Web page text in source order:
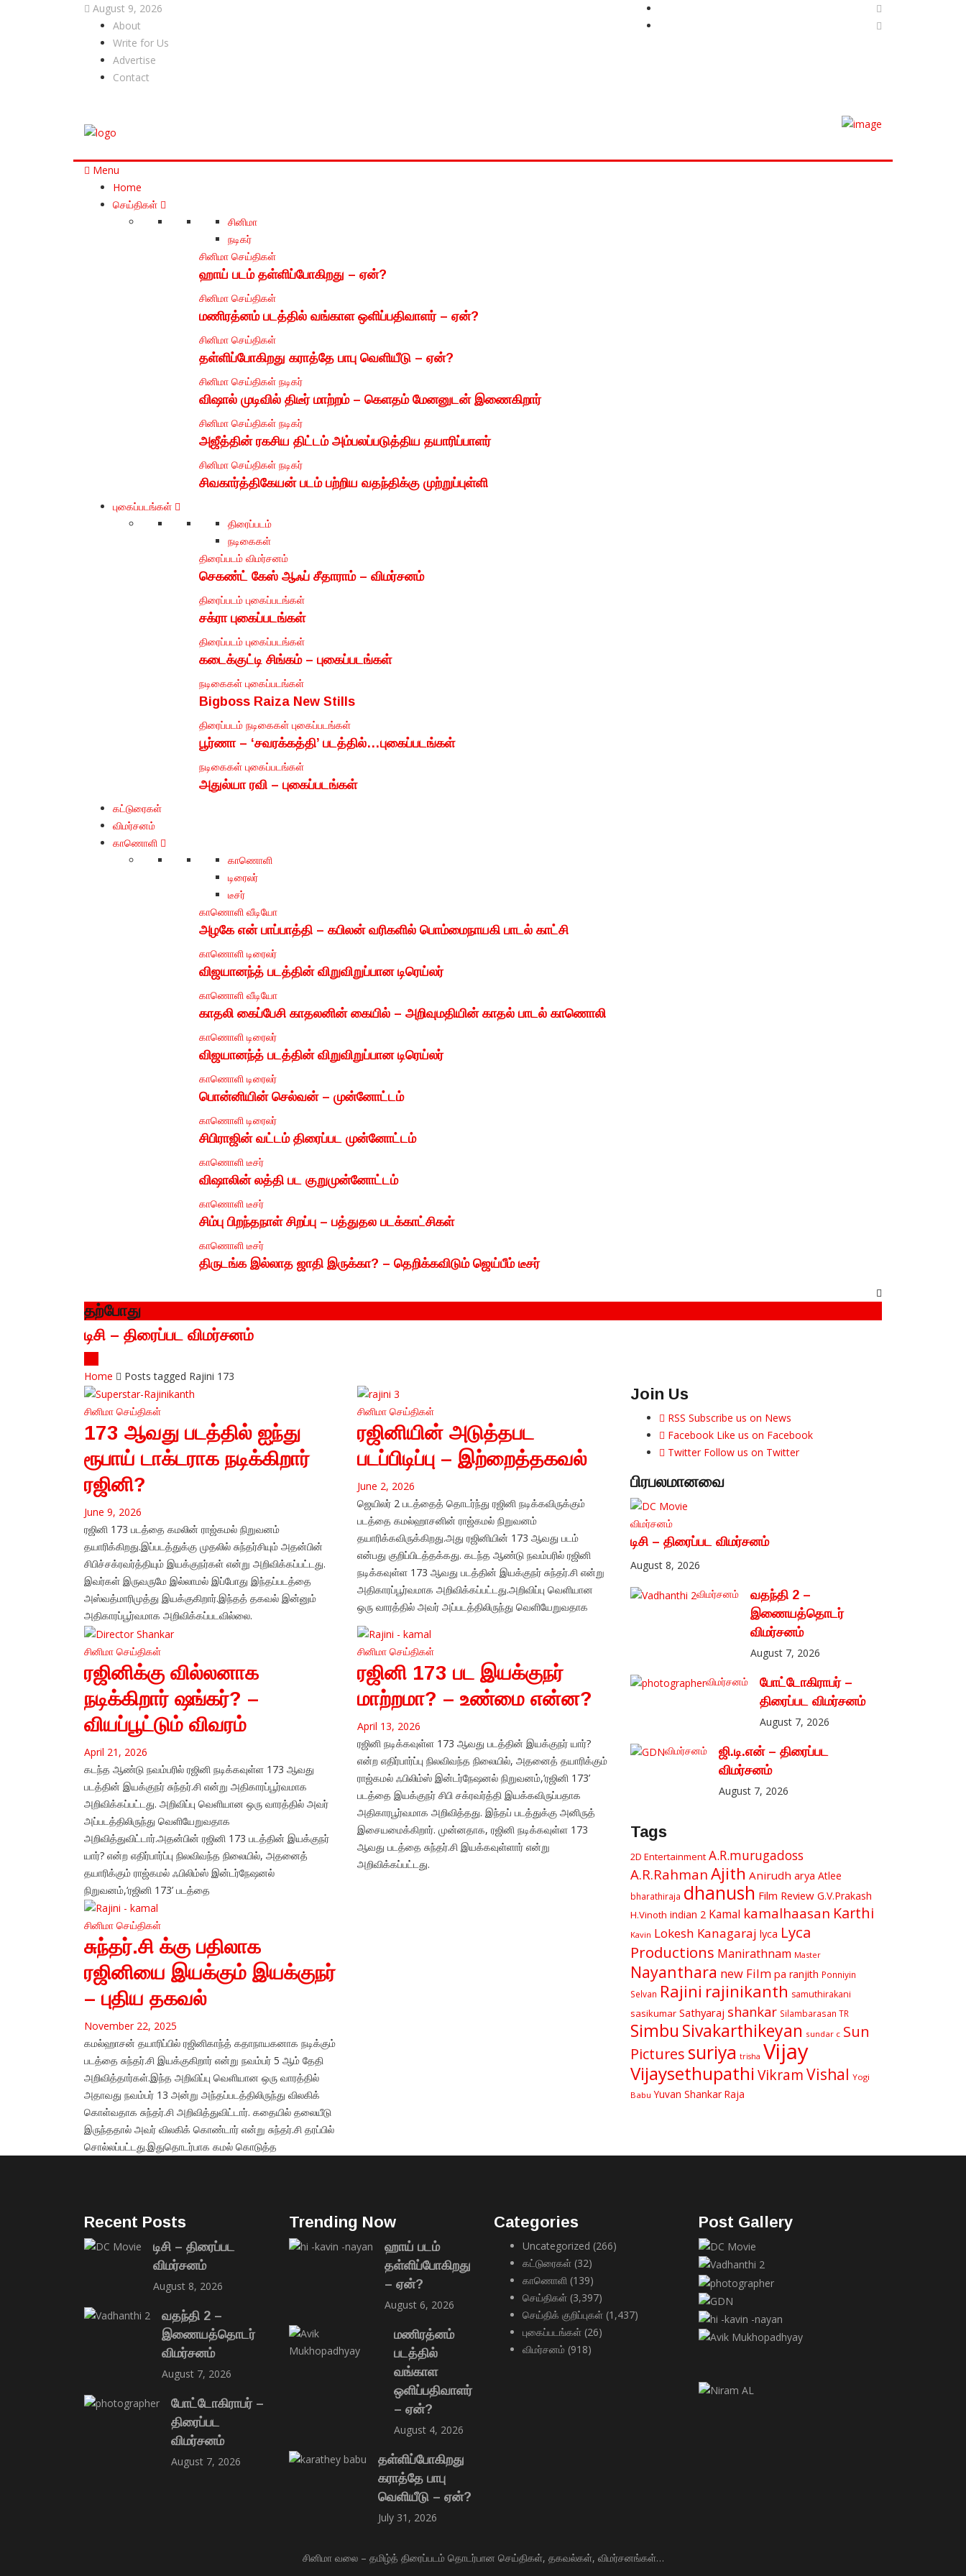
August 9, 2026
About
Write for Us
Advertise
Contact
Menu
Home
செய்திகள்
சினிமா
நடிகர்
சினிமா செய்திகள்
ஹாய் படம் தள்ளிப்போகிறது – ஏன்?
சினிமா செய்திகள்
மணிரத்னம் படத்தில் வங்காள ஒளிப்பதிவாளர் – ஏன்?
சினிமா செய்திகள்
தள்ளிப்போகிறது கராத்தே பாபு வெளியீடு – ஏன்?
சினிமா செய்திகள் நடிகர்
விஷால் முடிவில் திடீர் மாற்றம் – கெளதம் மேனனுடன் இணைகிறார்
சினிமா செய்திகள் நடிகர்
அஜீத்தின் ரகசிய திட்டம் அம்பலப்படுத்திய தயாரிப்பாளர்
சினிமா செய்திகள் நடிகர்
சிவகார்த்திகேயன் படம் பற்றிய வதந்திக்கு முற்றுப்புள்ளி
புகைப்படங்கள்
திரைப்படம்
நடிகைகள்
திரைப்படம் விமர்சனம்
செகண்ட் கேஸ் ஆஃப் சீதாராம் – விமர்சனம்
திரைப்படம் புகைப்படங்கள்
சக்ரா புகைப்படங்கள்
திரைப்படம் புகைப்படங்கள்
கடைக்குட்டி சிங்கம் – புகைப்படங்கள்
நடிகைகள் புகைப்படங்கள்
Bigboss Raiza New Stills
திரைப்படம் நடிகைகள் புகைப்படங்கள்
பூர்ணா – ‘சவரக்கத்தி’ படத்தில்…புகைப்படங்கள்
நடிகைகள் புகைப்படங்கள்
அதுல்யா ரவி – புகைப்படங்கள்
கட்டுரைகள்
விமர்சனம்
காணொளி
காணொளி
டிரைலர்
டீசர்
காணொளி வீடியோ
அழகே என் பாப்பாத்தி – கபிலன் வரிகளில் பொம்மைநாயகி பாடல் காட்சி
காணொளி டிரைலர்
விஜயானந்த் படத்தின் விறுவிறுப்பான டிரெய்லர்
காணொளி வீடியோ
காதலி கைப்பேசி காதலனின் கையில் – அறிவுமதியின் காதல் பாடல் காணொலி
காணொளி டிரைலர்
விஜயானந்த் படத்தின் விறுவிறுப்பான டிரெய்லர்
காணொளி டிரைலர்
பொன்னியின் செல்வன் – முன்னோட்டம்
காணொளி டிரைலர்
சிபிராஜின் வட்டம் திரைப்பட முன்னோட்டம்
காணொளி டீசர்
விஷாலின் லத்தி பட குறுமுன்னோட்டம்
காணொளி டீசர்
சிம்பு பிறந்தநாள் சிறப்பு – பத்துதல படக்காட்சிகள்
காணொளி டீசர்
திருடங்க இல்லாத ஜாதி இருக்கா? – தெறிக்கவிடும் ஜெய்பீம் டீசர்
தற்போது
டிசி – திரைப்பட விமர்சனம்
Home Posts tagged Rajini 173
சினிமா செய்திகள்
173 ஆவது படத்தில் ஐந்து
ரூபாய் டாக்டராக நடிக்கிறார்
ரஜினி?
June 9, 2026
ரஜினி 173 படத்தை கமலின் ராஜ்கமல் நிறுவனம்
தயாரிக்கிறது.இப்படத்துக்கு முதலில் சுந்தர்சியும் அதன்பின்
சிபிச்சக்ரவர்த்தியும் இயக்குநர்கள் என்று அறிவிக்கப்பட்டது.
இவர்கள் இருவருமே இல்லாமல் இப்போது இந்தப்படத்தை
அஸ்வத்மாரிமுத்து இயக்குகிறார்.இந்தத் தகவல் இன்னும்
அதிகாரப்பூர்வமாக அறிவிக்கப்படவில்லை.
சினிமா செய்திகள்
ரஜினியின் அடுத்தபட
படப்பிடிப்பு – இற்றைத்தகவல்
June 2, 2026
ஜெயிலர் 2 படத்தைத் தொடர்ந்து ரஜினி நடிக்கவிருக்கும்
படத்தை கமல்ஹாசனின் ராஜ்கமல் நிறுவனம்
தயாரிக்கவிருக்கிறது.அது ரஜினியின் 173 ஆவது படம்
என்பது குறிப்பிடத்தக்கது. கடந்த ஆண்டு நவம்பரில் ரஜினி
நடிக்கவுள்ள 173 ஆவது படத்தின் இயக்குநர் சுந்தர்.சி என்று
அதிகாரப்பூர்வமாக அறிவிக்கப்பட்டது.அறிவிப்பு வெளியான
ஒரு வாரத்தில் அவர் அப்படத்திலிருந்து வெளியேறுவதாக
சினிமா செய்திகள்
ரஜினிக்கு வில்லனாக
நடிக்கிறார் ஷங்கர்? –
வியப்பூட்டும் விவரம்
April 21, 2026
கடந்த ஆண்டு நவம்பரில் ரஜினி நடிக்கவுள்ள 173 ஆவது
படத்தின் இயக்குநர் சுந்தர்.சி என்று அதிகாரப்பூர்வமாக
அறிவிக்கப்பட்டது. அறிவிப்பு வெளியான ஒரு வாரத்தில் அவர்
அப்படத்திலிருந்து வெளியேறுவதாக
அறிவித்துவிட்டார்.அதன்பின் ரஜினி 173 படத்தின் இயக்குநர்
யார்? என்ற எதிர்பார்ப்பு நிலவிவந்த நிலையில், அதனைத்
தயாரிக்கும் ராஜ்கமல் ஃபிலிம்ஸ் இன்டர்நேஷனல்
நிறுவனம்,‘ரஜினி 173’ படத்தை
சினிமா செய்திகள்
ரஜினி 173 பட இயக்குநர்
மாற்றமா? – உண்மை என்ன?
April 13, 2026
ரஜினி நடிக்கவுள்ள 173 ஆவது படத்தின் இயக்குநர் யார்?
என்ற எதிர்பார்ப்பு நிலவிவந்த நிலையில், அதனைத் தயாரிக்கும்
ராஜ்கமல் ஃபிலிம்ஸ் இன்டர்நேஷனல் நிறுவனம்,‘ரஜினி 173’
படத்தை இயக்குநர் சிபி சக்ரவர்த்தி இயக்கவிருப்பதாக
அதிகாரபூர்வமாக அறிவித்தது. இந்தப் படத்துக்கு அனிருத்
இசையமைக்கிறார். முன்னதாக, ரஜினி நடிக்கவுள்ள 173
ஆவது படத்தை சுந்தர்.சி இயக்கவுள்ளார் என்று
அறிவிக்கப்பட்டது.
சினிமா செய்திகள்
சுந்தர்.சி க்கு பதிலாக
ரஜினியை இயக்கும் இயக்குநர்
– புதிய தகவல்
November 22, 2025
கமல்ஹாசன் தயாரிப்பில் ரஜினிகாந்த் கதாநாயகனாக நடிக்கும்
படத்தை சுந்தர்.சி இயக்குகிறார் என்று நவம்பர் 5 ஆம் தேதி
அறிவித்தார்கள்.இந்த அறிவிப்பு வெளியான ஒரு வாரத்தில்
அதாவது நவம்பர் 13 அன்று அந்தப்படத்திலிருந்து விலகிக்
கொள்வதாக சுந்தர்.சி அறிவித்துவிட்டார். கதையில் தலையீடு
இருந்ததால் அவர் விலகிக் கொண்டார் என்று சுந்தர்.சி தரப்பில்
சொல்லப்பட்டது.இதுதொடர்பாக கமல் கொடுத்த
Join Us
RSS Subscribe us on News
Facebook Like us on Facebook
Twitter Follow us on Twitter
பிரபலமானவை
விமர்சனம்
டிசி – திரைப்பட விமர்சனம்
August 8, 2026
விமர்சனம்
வதந்தி 2 –
இணையத்தொடர்
விமர்சனம்
August 7, 2026
விமர்சனம்
போட்டோகிராபர் –
திரைப்பட விமர்சனம்
August 7, 2026
விமர்சனம்
ஜி.டி.என் – திரைப்பட
விமர்சனம்
August 7, 2026
Tags
2D Entertainment A.R.murugadoss
A.R.Rahman Ajith Anirudh arya Atlee
bharathiraja dhanush Film Review G.V.Prakash
H.Vinoth indian 2 Kamal kamalhaasan Karthi
Kavin Lokesh Kanagaraj lyca Lyca
Productions Manirathnam Master
Nayanthara new Film pa ranjith Ponniyin
Selvan Rajini rajinikanth samuthirakani
sasikumar Sathyaraj shankar Silambarasan TR
Simbu Sivakarthikeyan sundar c Sun
Pictures suriya trisha Vijay
Vijaysethupathi VikramVishal Yogi
Babu Yuvan Shankar Raja
Recent Posts
டிசி – திரைப்பட
விமர்சனம்
August 8, 2026
வதந்தி 2 –
இணையத்தொடர்
விமர்சனம்
August 7, 2026
போட்டோகிராபர் –
திரைப்பட
விமர்சனம்
August 7, 2026
Trending Now
ஹாய் படம்
தள்ளிப்போகிறது
– ஏன்?
August 6, 2026
மணிரத்னம்
படத்தில்
வங்காள
ஒளிப்பதிவாளர்
– ஏன்?
August 4, 2026
தள்ளிப்போகிறது
கராத்தே பாபு
வெளியீடு – ஏன்?
July 31, 2026
Categories
Uncategorized (266)
கட்டுரைகள் (32)
காணொளி (139)
செய்திகள் (3,397)
செய்திக் குறிப்புகள் (1,437)
புகைப்படங்கள் (26)
விமர்சனம் (918)
Post Gallery
சினிமா வலை – தமிழ்த் திரைப்படம் தொடர்பான செய்திகள், தகவல்கள், விமர்சனங்கள்…